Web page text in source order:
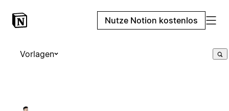
Nutze Notion kostenlos
Vorlagen